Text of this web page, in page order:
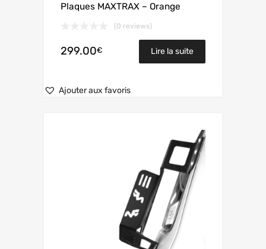
Plaques MAXTRAX – Orange
(0 reviews)
299.00€ Lire la suite
Ajouter aux favoris